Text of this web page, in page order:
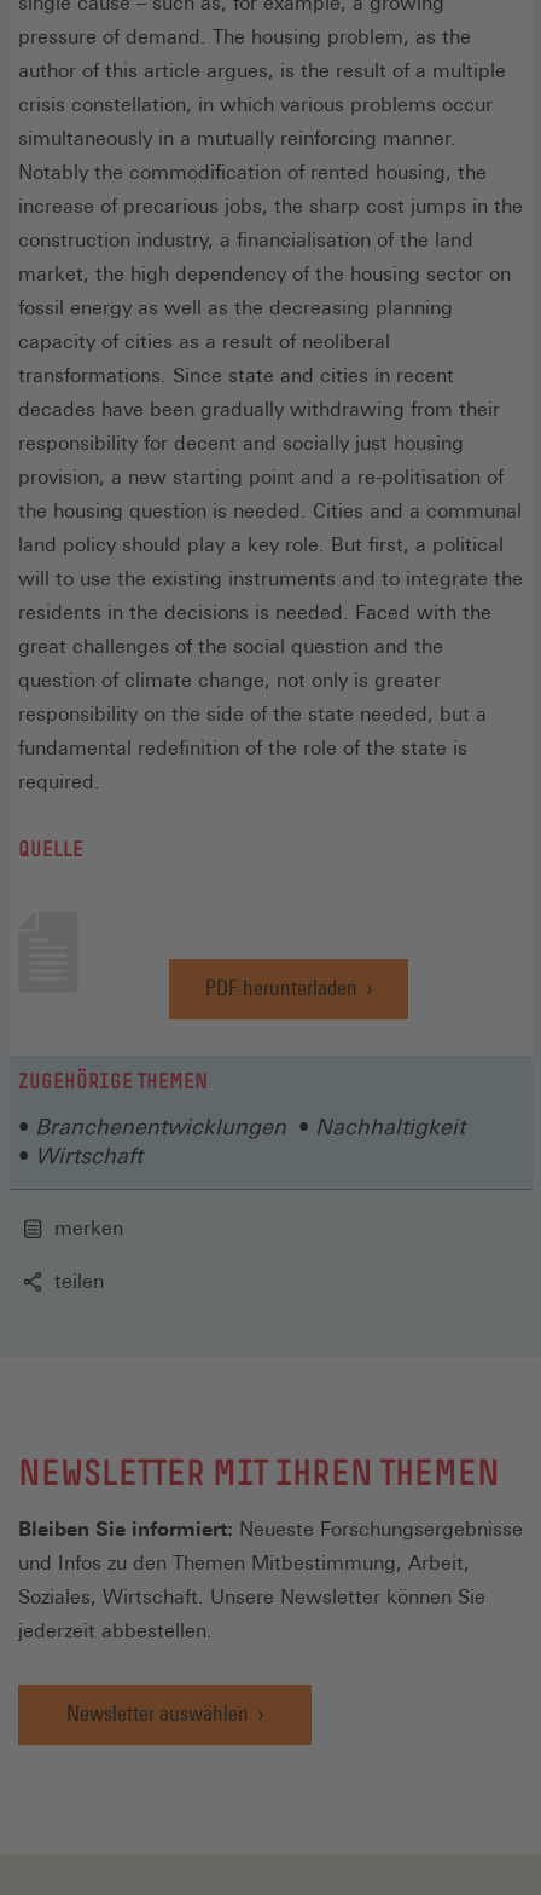
pressure of demand. The housing problem, as the
author of this article argues, is the result of a multiple
crisis constellation, in which various problems occur
simultaneously in a mutually reinforcing manner.
Notably the commodification of rented housing, the
increase of precarious jobs, the sharp cost jumps in the
construction industry, a financialisation of the land
market, the high dependency of the housing sector on
fossil energy as well as the decreasing planning
capacity of cities as a result of neoliberal
transformations. Since state and cities in recent
decades have been gradually withdrawing from their
responsibility for decent and socially just housing
provision, a new starting point and a re-politisation of
the housing question is needed. Cities and a communal
land policy should play a key role. But first, a political
will to use the existing instruments and to integrate the
residents in the decisions is needed. Faced with the
great challenges of the social question and the
question of climate change, not only is greater
responsibility on the side of the state needed, but a
fundamental redefinition of the role of the state is
required.
QUELLE
PDF herunterladen
(Öffnet
in
ZUGEHÖRIGE THEMEN
Branchenentwicklungen
Nachhaltigkeit
Wirtschaft
merken
teilen
NEWSLETTER MIT IHREN THEMEN
Bleiben Sie informiert: Neueste Forschungsergebnisse
und Infos zu den Themen Mitbestimmung, Arbeit,
Soziales, Wirtschaft. Unsere Newsletter können Sie
jederzeit abbestellen.
Newsletter auswählen